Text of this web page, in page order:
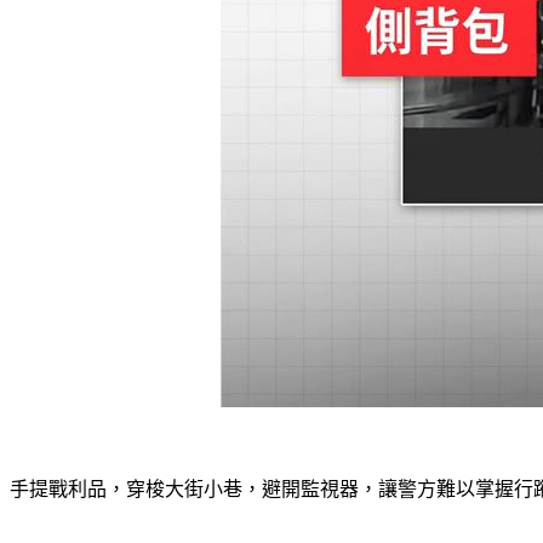
手提戰利品，穿梭大街小巷，避開監視器，讓警方難以掌握行